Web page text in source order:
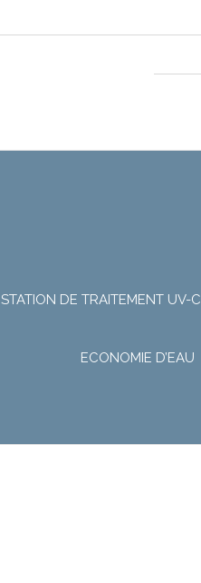
STATION DE TRAITEMENT UV-C
ECONOMIE D’EAU